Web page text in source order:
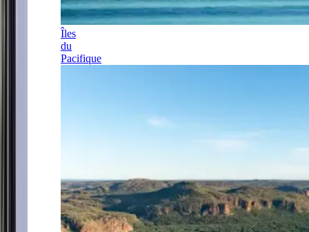
Îles
du
Pacifique